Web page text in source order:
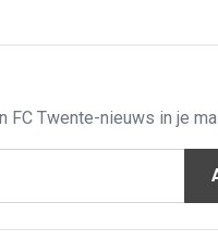
Twente-nieuws in je